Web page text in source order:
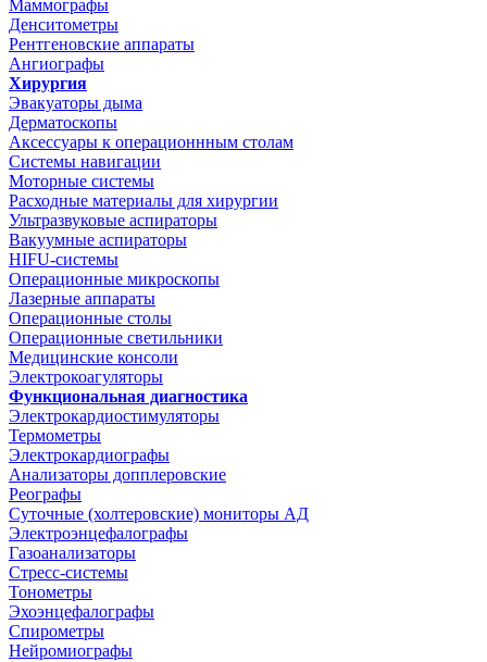
Маммографы
Денситометры
Рентгеновские аппараты
Ангиографы
Хирургия
Эвакуаторы дыма
Дерматоскопы
Аксессуары к операционнным столам
Системы навигации
Моторные системы
Расходные материалы для хирургии
Ультразвуковые аспираторы
Вакуумные аспираторы
HIFU-системы
Операционные микроскопы
Лазерные аппараты
Операционные столы
Операционные светильники
Медицинские консоли
Электрокоагуляторы
Функциональная диагностика
Электрокардиостимуляторы
Термометры
Электрокардиографы
Анализаторы допплеровские
Реографы
Суточные (холтеровские) мониторы АД
Электроэнцефалографы
Газоанализаторы
Стресс-системы
Тонометры
Эхоэнцефалографы
Спирометры
Нейромиографы